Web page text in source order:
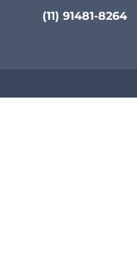
(11) 91481-8264